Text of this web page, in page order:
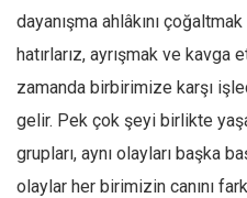
dayanışma ahlâkını
hatırlarız, ayrışmak ve
zamanda birbirimize karşı
gelir. Pek çok şeyi birlikte
grupları, aynı olayları başka
olaylar her birimizin canını